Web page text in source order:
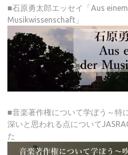
■石原勇太郎エッセイ「Aus
Musikwissenschaft」
■音楽著作権について学ぼう～特
深いと思われる点について
た